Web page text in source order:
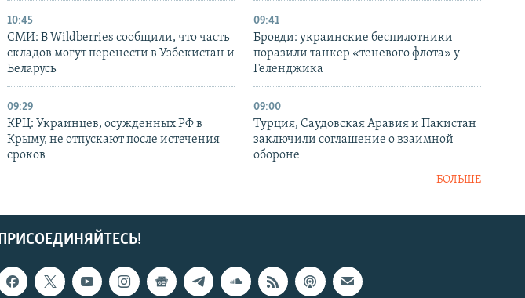
10:45
СМИ: В Wildberries сообщили, что часть
складов могут перенести в Узбекистан и
Беларусь
09:41
Бровди: украинские беспилотники
поразили танкер «теневого флота» у
Геленджика
09:29
КРЦ: Украинцев, осужденных РФ в
Крыму, не отпускают после истечения
сроков
09:00
Турция, Саудовская Аравия и Пакистан
заключили соглашение о взаимной
обороне
БОЛЬШЕ
ПРИСОЕДИНЯЙТЕСЬ!